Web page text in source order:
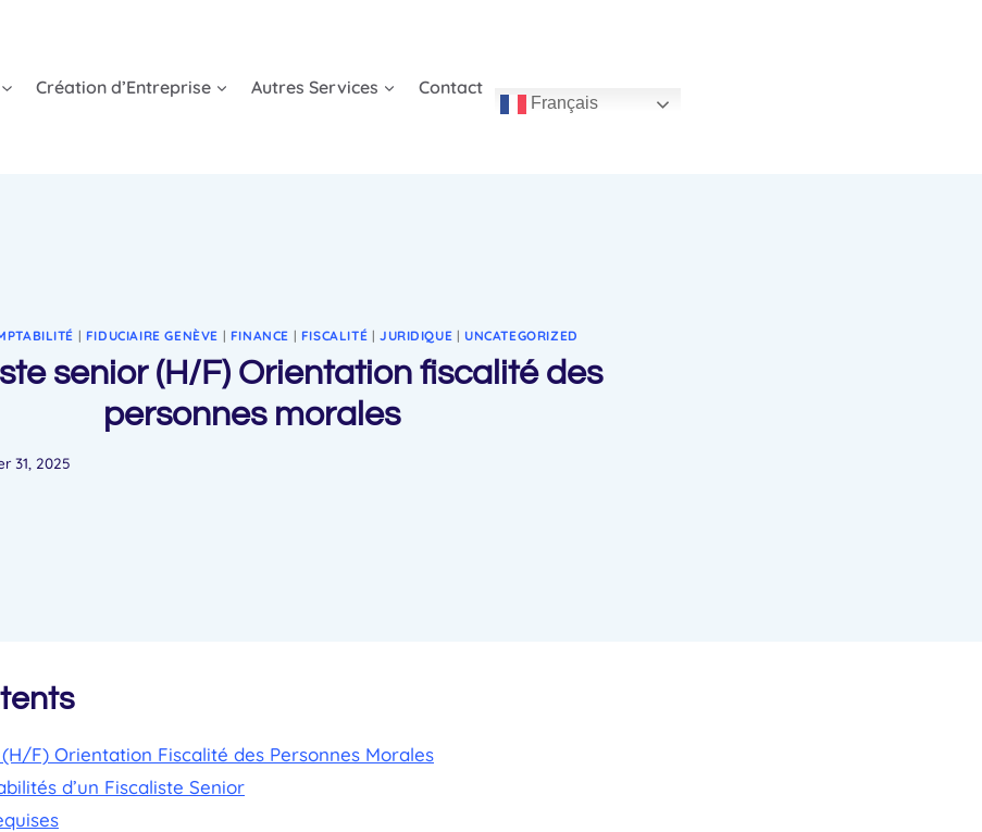
Création d’Entreprise Autres Services Contact
Français
| FIDUCIAIRE GENÈVE | FINANCE | FISCALITÉ | JURIDIQUE | UNCATEGORIZED
senior (H/F) Orientation fiscalité des
personnes morales
31, 2025
F) Orientation Fiscalité des Personnes Morales
d’un Fiscaliste Senior